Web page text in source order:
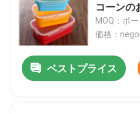
コーンの
MOQ：ポ
価格：
ベストプライス